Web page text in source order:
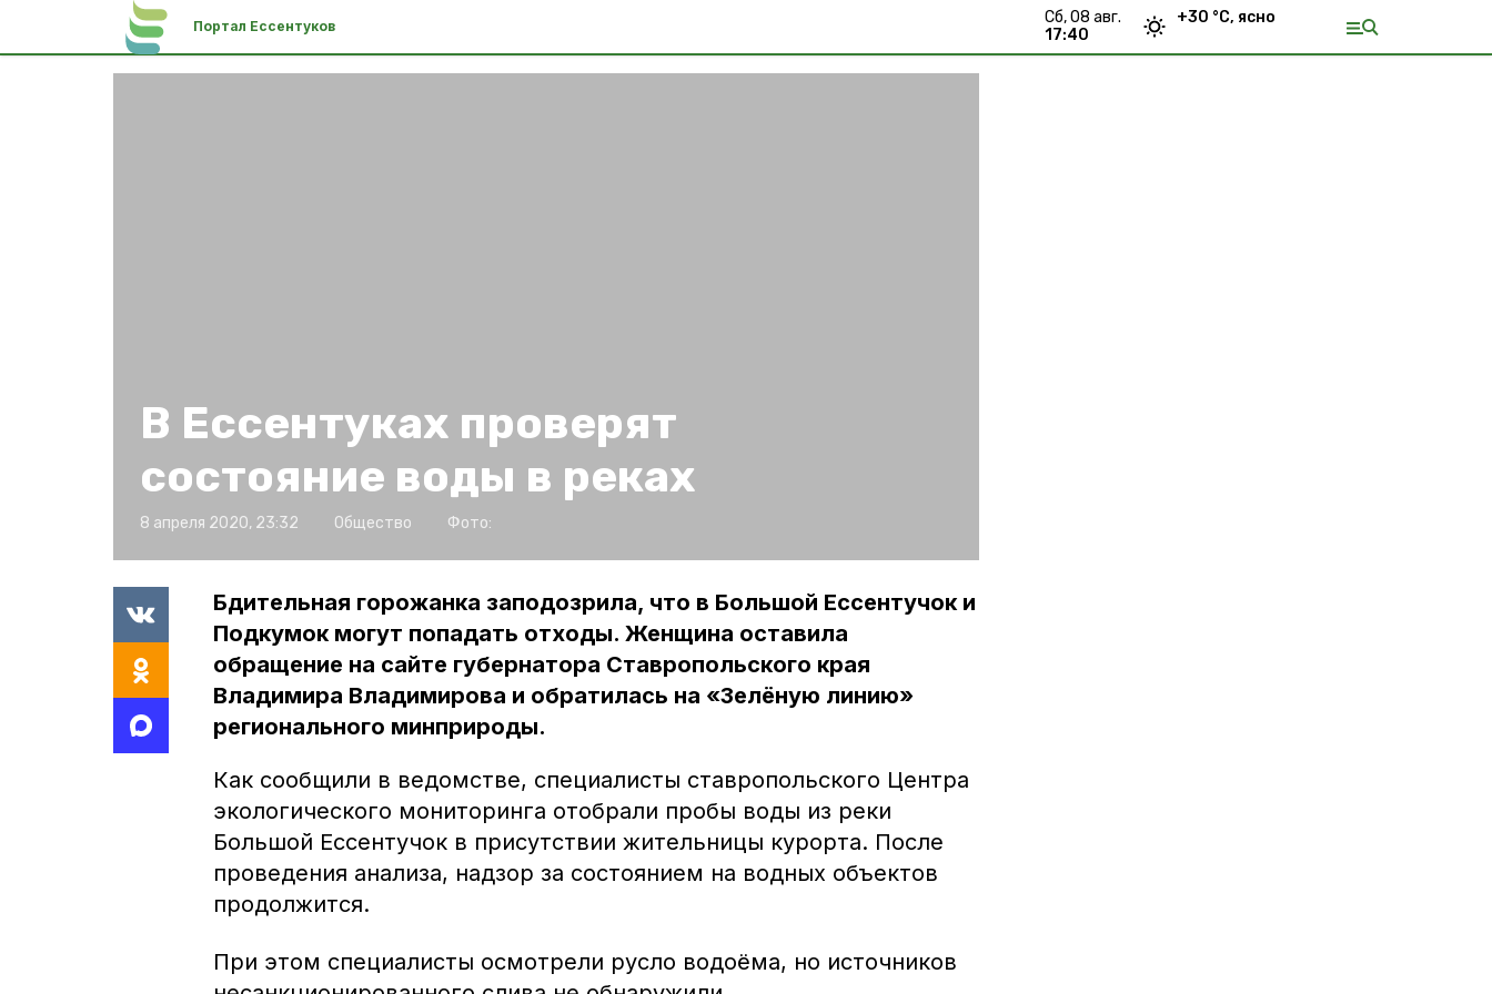
Портал Ессентуков
сб, 08 авг.
17:40
+30 °С, ясно
В Ессентуках проверят
состояние воды в реках
8 апреля 2020, 23:32 Общество Фото:
Бдительная горожанка заподозрила, что в Большой Ессентучок и
Подкумок могут попадать отходы. Женщина оставила
обращение на сайте губернатора Ставропольского края
Владимира Владимирова и обратилась на «Зелёную линию»
регионального минприроды.
Как сообщили в ведомстве, специалисты ставропольского Центра
экологического мониторинга отобрали пробы воды из реки
Большой Ессентучок в присутствии жительницы курорта. После
проведения анализа, надзор за состоянием на водных объектов
продолжится.
При этом специалисты осмотрели русло водоёма, но источников